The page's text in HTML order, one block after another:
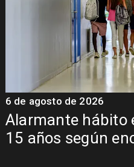
Alarmante hábito
15 años según
6 de agosto de 2026